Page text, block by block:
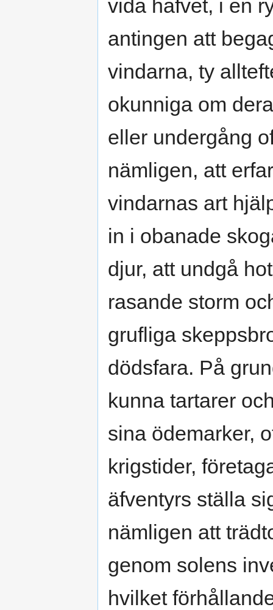
vida hafvet, i en
antingen att
vindarna, ty
okunniga om
eller undergång
nämligen, att
vindarnas art
in i obanade
djur, att undgå
rasande storm
grufliga
dödsfara. På
kunna tartarer
sina ödemarker,
krigstider,
äfventyrs ställa
nämligen att
genom solens
hvilket